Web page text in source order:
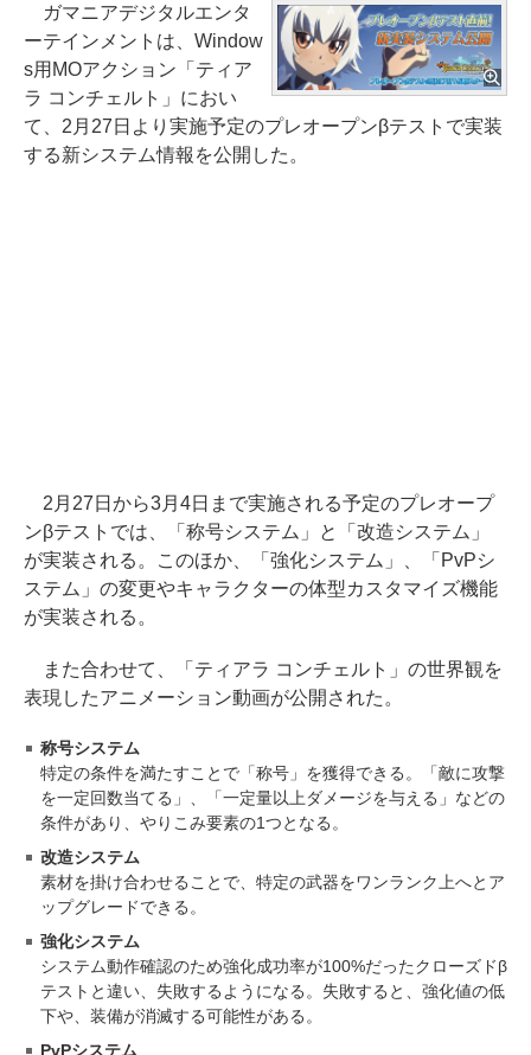
ガマニアデジタルエンタ
ーテインメントは、Window
s用MOアクション「ティア
ラ コンチェルト」におい
て、2月27日より実施予定のプレオープンβテストで実装
する新システム情報を公開した。
2月27日から3月4日まで実施される予定のプレオープ
ンβテストでは、「称号システム」と「改造システム」
が実装される。このほか、「強化システム」、「PvPシ
ステム」の変更やキャラクターの体型カスタマイズ機能
が実装される。
また合わせて、「ティアラ コンチェルト」の世界観を
表現したアニメーション動画が公開された。
称号システム
特定の条件を満たすことで「称号」を獲得できる。「敵に攻撃
を一定回数当てる」、「一定量以上ダメージを与える」などの
条件があり、やりこみ要素の1つとなる。
改造システム
素材を掛け合わせることで、特定の武器をワンランク上へとア
ップグレードできる。
強化システム
システム動作確認のため強化成功率が100%だったクローズドβ
テストと違い、失敗するようになる。失敗すると、強化値の低
下や、装備が消滅する可能性がある。
PvPシステム